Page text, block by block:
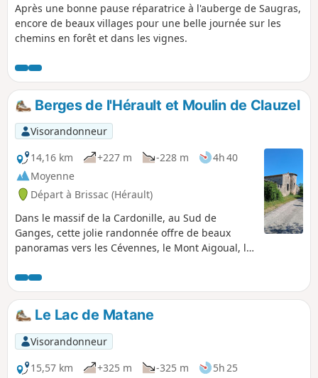
Après une bonne pause réparatrice à l'auberge de Saugras,
encore de beaux villages pour une belle journée sur les
chemins en forêt et dans les vignes.
Berges de l'Hérault et Moulin de Clauzel
Visorandonneur
14,16 km
+227 m -228 m
4h 40
Moyenne
Départ à Brissac (Hérault)
Dans le massif de la Cardonille, au Sud de
Ganges, cette jolie randonnée offre de beaux
panoramas vers les Cévennes, le Mont Aigoual, le
Demoiselles. Elle se rapproche ensuite des
berges de l'Hérault par des chemins et sentiers
ombragés offrant un véritable havre de fraîcheur
à la belle saison. Le circuit, parfois en balcon,
permet de belles vues sur le fleuve et ses
méandres avant d'atteindre le pittoresque Moulin
de Clauzel.
Le Lac de Matane
Visorandonneur
15,57 km
+325 m -325 m
5h 25